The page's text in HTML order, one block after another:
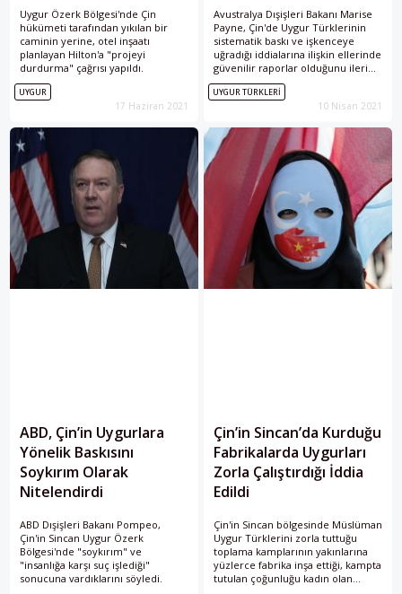
Uygur Özerk Bölgesi'nde Çin
hükümeti tarafından yıkılan bir
caminin yerine, otel inşaatı
planlayan Hilton'a "projeyi
durdurma" çağrısı yapıldı.
UYGUR
17 Haziran 2021
Avustralya Dışişleri Bakanı Marise
Payne, Çin'de Uygur Türklerinin
sistematik baskı ve işkenceye
uğradığı iddialarına ilişkin ellerinde
güvenilir raporlar olduğunu ileri
sürdü.
UYGUR TÜRKLERI
10 Nisan 2021
ABD, Çin’in Uygurlara
Yönelik Baskısını
Soykırım Olarak
Nitelendirdi
ABD Dışişleri Bakanı Pompeo,
Çin'in Sincan Uygur Özerk
Bölgesi'nde "soykırım" ve
"insanlığa karşı suç işlediği"
sonucuna vardıklarını söyledi.
Çin’in Sincan’da Kurduğu
Fabrikalarda Uygurları
Zorla Çalıştırdığı İddia
Edildi
Çin'in Sincan bölgesinde Müslüman
Uygur Türklerini zorla tuttuğu
toplama kamplarının yakınlarına
yüzlerce fabrika inşa ettiği, kampta
tutulan çoğunluğu kadın olan